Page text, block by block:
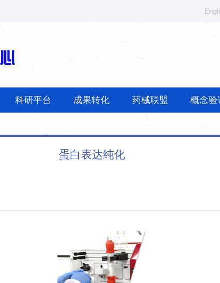
科研平台 成果转化 药械联盟 概念验
蛋白表达纯化